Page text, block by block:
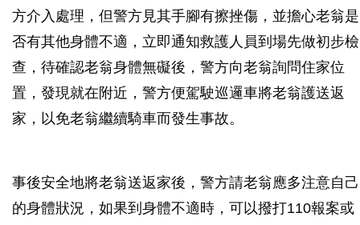
方介入處理，但警方見其手腳有擦挫傷，並擔心老翁是
否有其他身體不適，立即通知救護人員到場先做初步檢
查，待確認老翁身體無礙後，警方向老翁詢問住家位
置，發現就在附近，警方便駕駛巡邏車將老翁護送返
家，以免老翁繼續騎車而發生事故。
事後安全地將老翁送返家後，警方請老翁應多注意自己
的身體狀況，如果到身體不適時，可以撥打110報案或